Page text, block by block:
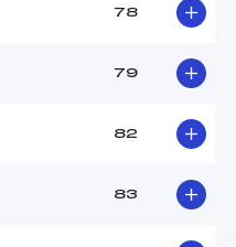
78
79
82
83